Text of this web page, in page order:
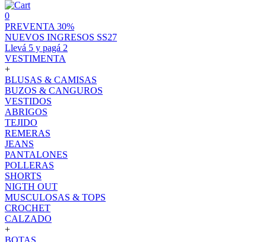
0
PREVENTA 30%
NUEVOS INGRESOS SS27
Llevá 5 y pagá 2
VESTIMENTA
+
BLUSAS & CAMISAS
BUZOS & CANGUROS
VESTIDOS
ABRIGOS
TEJIDO
REMERAS
JEANS
PANTALONES
POLLERAS
SHORTS
NIGTH OUT
MUSCULOSAS & TOPS
CROCHET
CALZADO
+
BOTAS